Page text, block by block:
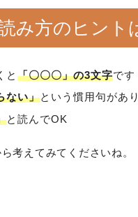
み方のヒント
と 「〇〇〇」の3文字です
ない」という慣用句があ
と読んでOK
考えてみてくださいね。